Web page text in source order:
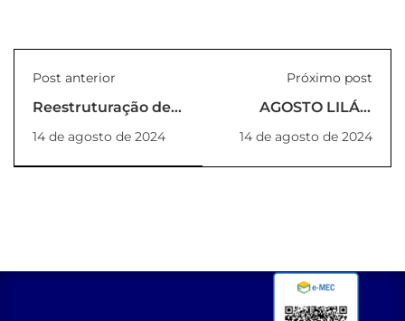
Post anterior
Reestruturação de
NDE
(PORTARIA_51_2024_REITORIA)
14 de agosto de 2024
Próximo post
AGOSTO LILÁS:
conscientização e
enfrentamento da
violência contra a
14 de agosto de 2024